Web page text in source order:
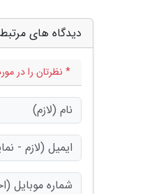
دیدگاه های
* نظرتان را در